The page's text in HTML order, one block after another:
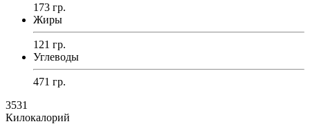
173 гр.
Жиры
121 гр.
Углеводы
471 гр.
3531
Килокалорий